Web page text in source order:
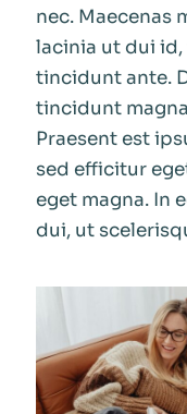
nec. Maecenas
lacinia ut dui id,
tincidunt ante.
tincidunt
Praesent est
sed efficitur
eget magna. In
dui, ut